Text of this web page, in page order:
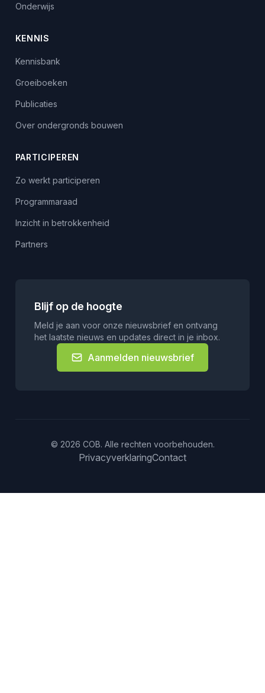
Onderwijs
KENNIS
Kennisbank
Groeiboeken
Publicaties
Over ondergronds bouwen
PARTICIPEREN
Zo werkt participeren
Programmaraad
Inzicht in betrokkenheid
Partners
Blijf op de hoogte
Meld je aan voor onze nieuwsbrief en ontvang
het laatste nieuws en updates direct in je inbox.
Aanmelden nieuwsbrief
© 2026 COB. Alle rechten voorbehouden.
PrivacyverklaringContact